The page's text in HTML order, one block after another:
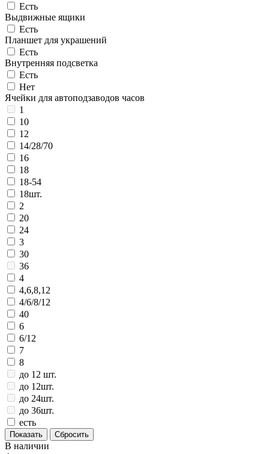
Есть
Выдвижные ящики
Есть
Планшет для украшений
Есть
Внутренняя подсветка
Есть
Нет
Ячейки для автоподзаводов часов
1
10
12
14/28/70
16
18
18-54
18шт.
2
20
24
3
30
36
4
4,6,8,12
4/6/8/12
40
6
6/12
7
8
до 12 шт.
до 12шт.
до 24шт.
до 36шт.
есть
В наличии